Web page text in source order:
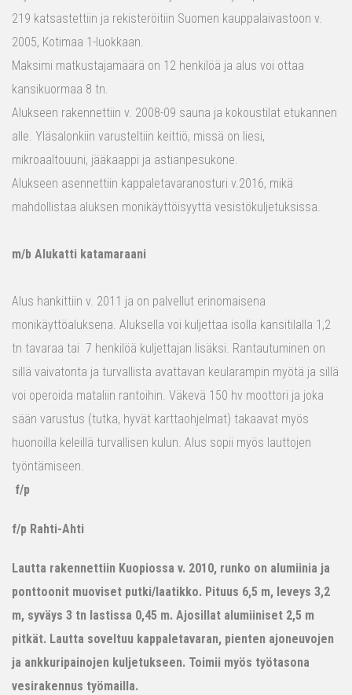
219 katsastettiin ja rekisteröitiin Suomen kauppalaivastoon v.
2005, Kotimaa 1-luokkaan.
Maksimi matkustajamäärä on 12 henkilöä ja alus voi ottaa
kansikuormaa 8 tn.
Alukseen rakennettiin v. 2008-09 sauna ja kokoustilat etukannen
alle. Yläsalonkiin varusteltiin keittiö, missä on liesi,
mikroaaltouuni, jääkaappi ja astianpesukone.
Alukseen asennettiin kappaletavaranosturi v.2016, mikä
mahdollistaa aluksen monikäyttöisyyttä vesistökuljetuksissa.
m/b Alukatti katamaraani
Alus hankittiin v. 2011 ja on palvellut erinomaisena
monikäyttöaluksena. Aluksella voi kuljettaa isolla kansitilalla 1,2
tn tavaraa tai 7 henkilöä kuljettajan lisäksi. Rantautuminen on
sillä vaivatonta ja turvallista avattavan keularampin myötä ja sillä
voi operoida mataliin rantoihin. Väkevä 150 hv moottori ja joka
sään varustus (tutka, hyvät karttaohjelmat) takaavat myös
huonoilla keleillä turvallisen kulun. Alus sopii myös lauttojen
työntämiseen.
f/p
f/p Rahti-Ahti
Lautta rakennettiin Kuopiossa v. 2010, runko on alumiinia ja
ponttoonit muoviset putki/laatikko. Pituus 6,5 m, leveys 3,2
m, syväys 3 tn lastissa 0,45 m. Ajosillat alumiiniset 2,5 m
pitkät. Lautta soveltuu kappaletavaran, pienten ajoneuvojen
ja ankkuripainojen kuljetukseen. Toimii myös työtasona
vesirakennus työmailla.